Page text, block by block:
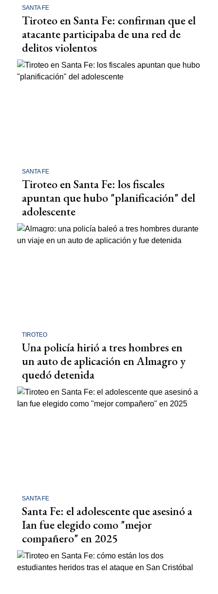
SANTA FE
Tiroteo en Santa Fe: confirman que el
atacante participaba de una red de
delitos violentos
SANTA FE
Tiroteo en Santa Fe: los fiscales
apuntan que hubo "planificación" del
adolescente
TIROTEO
Una policía hirió a tres hombres en
un auto de aplicación en Almagro y
quedó detenida
SANTA FE
Santa Fe: el adolescente que asesinó a
Ian fue elegido como "mejor
compañero" en 2025